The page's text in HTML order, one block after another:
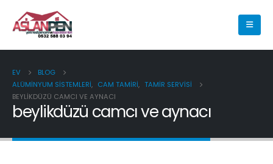
EV
BLOG
ALÜMINYUM SISTEMLERI, CAM TAMIRI, TAMIR SERVISI
BEYLIKDÜZÜ CAMCI VE AYNACI
beylikdüzü camcı ve aynacı